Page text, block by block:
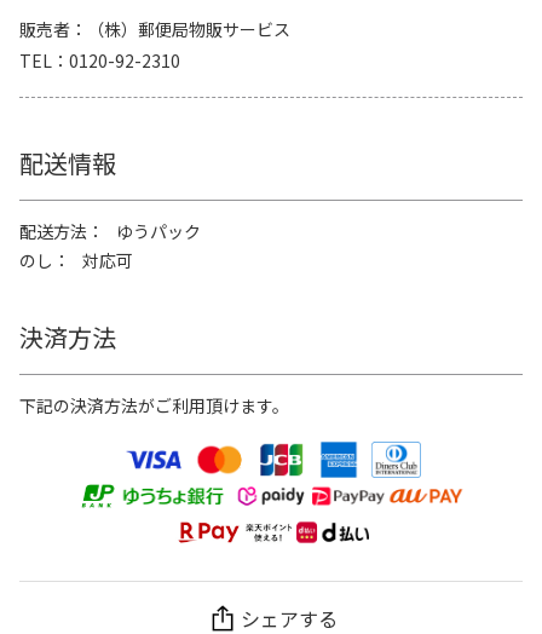
販売者
（株）郵便局物販サービス
TEL
0120-92-2310
配送情報
配送方法
ゆうパック
のし
対応可
決済方法
下記の決済方法がご利用頂けます。
シェアする